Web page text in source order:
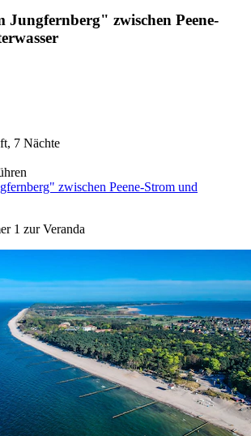
Jungfernberg" zwischen Peene-
7 Nächte
zwischen Peene-Strom und